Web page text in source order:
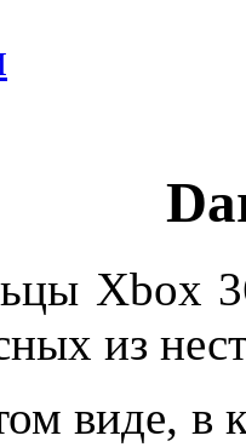
Xbox
из
виде, в